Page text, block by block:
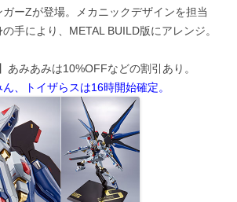
ガーZが登場。メカニックデザインを担当
手により、METAL BUILD版にアレンジ。
あみあみは10%OFFなどの割引あり。
、トイザらスは16時開始確定。